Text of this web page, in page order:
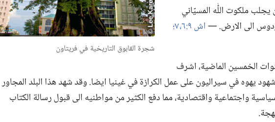
شجرة القابوق التاريخية في فريتاون
ملكوت اللّٰه المسيّاني
الى الارض.‏ —‏اش ٩:‏٦،‏ ٧؛‏
الخمسين الماضية،‏ اشرف
يهوه في سيراليون على عمل الكرازة في غينيا ايضا.‏ وقد شهد هذا البلد المجاور
واجتماعية واقتصادية،‏ مما دفع الكثير من مواطنيه الى قبول رسالة الكتاب